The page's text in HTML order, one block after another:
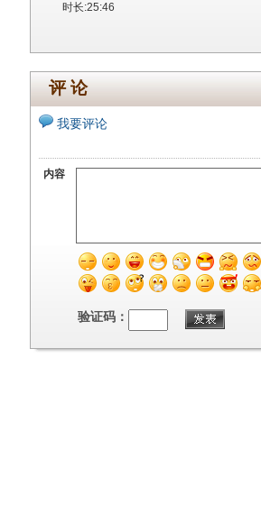
时长:25:46
评 论
我要评论
内容
验证码：